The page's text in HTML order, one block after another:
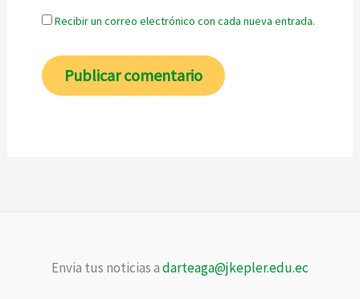
Recibir un correo electrónico con cada nueva entrada.
Envia tus noticias adarteaga@jkepler.edu.ec